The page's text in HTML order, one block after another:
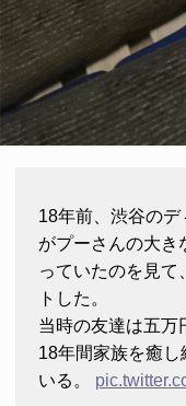
18年前、渋谷の
がプーさんの大き
っていたのを見て
トした。
当時の友達は五万
18年間家族を癒
いる。